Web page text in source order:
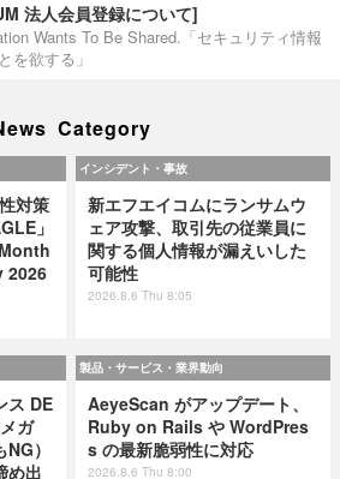
法人会員登録について]
Wants To Be Shared.「セキュリティ情報
を欲する」
Category
対策
」
2026
インシデント・事故
新エフエイコムにランサムウ
ェア攻撃、取引先の従業員に
関する個人情報が漏えいした
可能性
2026.8.6 Thu 8:05
ス DE
ガ
）
め出
製品・サービス・業界動向
AeyeScan がアップデート、
Ruby on Rails や WordPres
s の最新脆弱性に対応
2026.8.6 Thu 8:00